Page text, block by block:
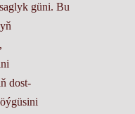
güni. Bu
dost-